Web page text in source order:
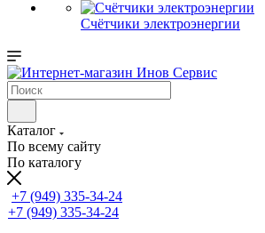
Счётчики электроэнергии
Каталог
По всему сайту
По каталогу
+7 (949) 335-34-24
+7 (949) 335-34-24